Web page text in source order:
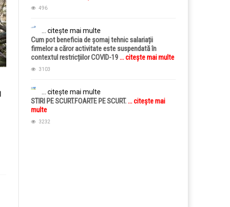
496
... citește mai multe
Cum pot beneficia de șomaj tehnic salariații
firmelor a căror activitate este suspendată în
contextul restricțiilor COVID-19... citește mai multe
3103
... citește mai multe
STIRI PE SCURT.FOARTE PE SCURT.... citește mai
multe
3232